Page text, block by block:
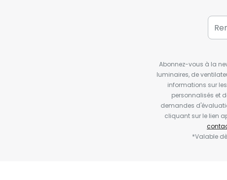
Abonnez-vous à la
luminaires, de
informations sur
personnalisés et
demandes
cliquant sur le lien
*Valable